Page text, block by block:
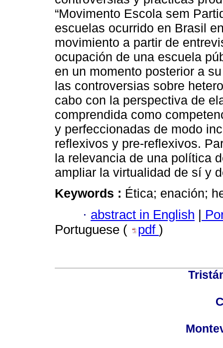
“Movimento Escola sem
escuelas ocurrido en Brasil
movimiento a partir de
ocupación de una escuela
en un momento posterior a
las controversias sobre
cabo con la perspectiva de
comprendida como
y perfeccionadas de modo
reflexivos y pre-reflexivos.
la relevancia de una política
ampliar la virtualidad de sí y
Keywords : Ética; enación;
· abstract in English |
Portuguese (
pdf )